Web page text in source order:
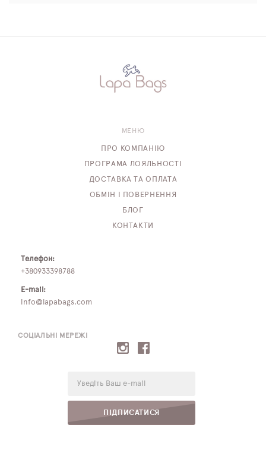
СОЦІАЛЬНІ МЕРЕЖІ
ПІДПИСАТИСЯ
МЕНЮ
ПРО КОМПАНІЮ
ПРОГРАМА ЛОЯЛЬНОСТІ
ДОСТАВКА ТА ОПЛАТА
ОБМІН І ПОВЕРНЕННЯ
БЛОГ
КОНТАКТИ
Телефон:
+380933398788
E-mail:
info@lapabags.com